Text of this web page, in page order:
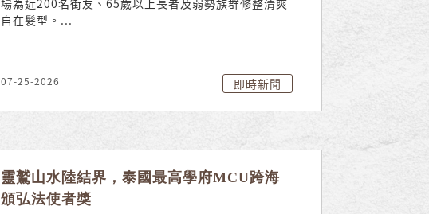
場為近200名街友、65歲以上長者及弱勢族群修整清爽
自在髮型。...
07-25-2026 即時新聞
靈鷲山水陸結界，泰國最高學府MCU跨海
頒弘法使者獎